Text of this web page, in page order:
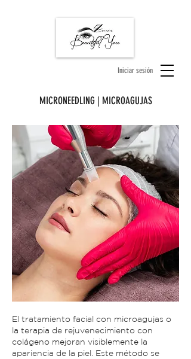
Iniciar sesión
MICRONEEDLING | MICROAGUJAS
El tratamiento facial con microagujas o
la terapia de rejuvenecimiento con
colágeno mejoran visiblemente la
apariencia de la piel. Este método se